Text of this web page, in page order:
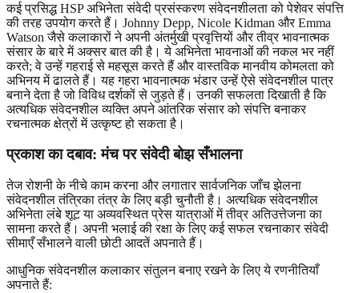
कई प्रसिद्ध HSP अभिनेता संवेदी प्रसंस्करण संवेदनशीलता को पेशेवर संपत्ति
की तरह उपयोग करते हैं। Johnny Depp, Nicole Kidman और Emma
Watson जैसे कलाकारों ने अपनी अंतर्मुखी प्रवृत्तियों और तीव्र भावनात्मक
संसार के बारे में अक्सर बात की है। ये अभिनेता भावनाओं की नकल भर नहीं
करते; वे उन्हें गहराई से महसूस करते हैं और वास्तविक मानवीय कोमलता को
अभिनय में ढालते हैं। यह गहरा भावनात्मक भंडार उन्हें ऐसे संवेदनशील पात्र
बनाने देता है जो विविध दर्शकों से जुड़ते हैं। उनकी सफलता दिखाती है कि
अत्यधिक संवेदनशील व्यक्ति अपने आंतरिक संसार को संपत्ति बनाकर
रचनात्मक क्षेत्रों में उत्कृष्ट हो सकता है।
प्रकाश का दबाव: मंच पर संवेदी बोझ सँभालना
तेज रोशनी के नीचे काम करना और लगातार सार्वजनिक जाँच झेलना
संवेदनशील तंत्रिका तंत्र के लिए बड़ी चुनौती है। अत्यधिक संवेदनशील
अभिनेता लंबे शूट या अव्यवस्थित प्रेस यात्राओं में तीव्र अतिउत्तेजना का
सामना करते हैं। अपनी भलाई की रक्षा के लिए कई सफल रचनाकार संवेदी
सीमाएँ सँभालने वाली छोटी आदतें अपनाते हैं।
आधुनिक संवेदनशील कलाकार संतुलन बनाए रखने के लिए ये रणनीतियाँ
अपनाते हैं: